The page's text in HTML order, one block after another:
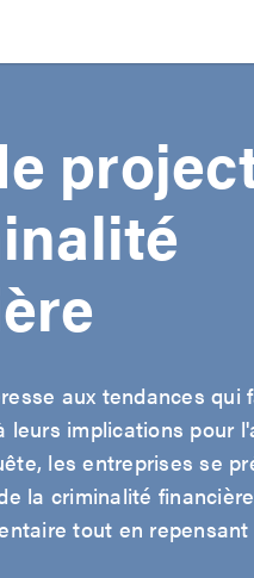
aux tendances qui
implications pour
les entreprises se
la criminalité
tout en